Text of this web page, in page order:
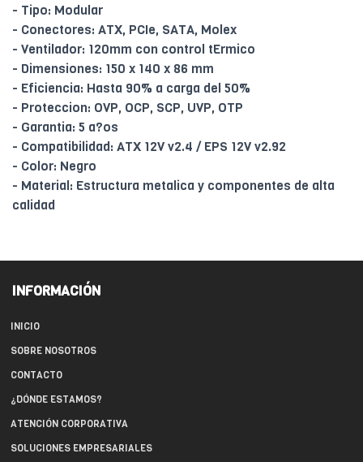
- Tipo: Modular
- Conectores: ATX, PCIe, SATA, Molex
- Ventilador: 120mm con control tErmico
- Dimensiones: 150 x 140 x 86 mm
- Eficiencia: Hasta 90% a carga del 50%
- Proteccion: OVP, OCP, SCP, UVP, OTP
- Garantia: 5 a?os
- Compatibilidad: ATX 12V v2.4 / EPS 12V v2.92
- Color: Negro
- Material: Estructura metalica y componentes de alta
calidad
INFORMACIÓN
INICIO
SOBRE NOSOTROS
CONTACTO
¿DÓNDE ESTAMOS?
ATENCIÓN CORPORATIVA
SOLUCIONES EMPRESARIALES